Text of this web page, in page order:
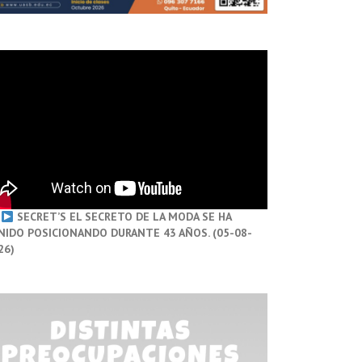
SECRET’S EL SECRETO DE LA MODA SE HA
POSICIONANDO DURANTE 43 AÑOS. (05-08-